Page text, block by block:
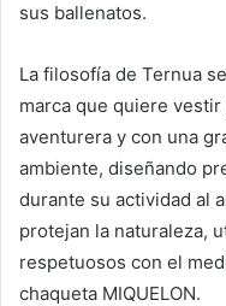
sus ballenatos.
La filosofía de Ternua
marca que quiere
aventurera y con una
ambiente, diseñando
durante su actividad al
protejan la naturaleza,
respetuosos con el
chaqueta MIQUELON.